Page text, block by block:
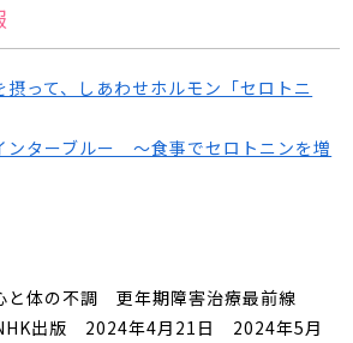
摂って、しあわせホルモン「セロトニ
ンターブルー ～食事でセロトニンを増
と体の不調 更年期障害治療最前線
出版 2024年4月21日 2024年5月